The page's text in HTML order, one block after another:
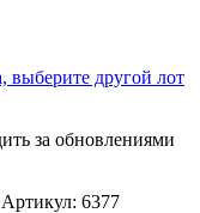
выберите другой лот
за обновлениями
Артикул: 6377